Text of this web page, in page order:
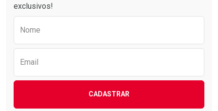
exclusivos!
Nome
Email
CADASTRAR